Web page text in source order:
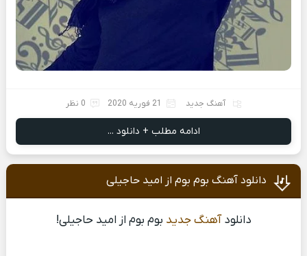
آهنگ جدید 21 فوریه 2020 0 نظر
ادامه مطلب + دانلود ...
دانلود آهنگ بوم بوم از امید حاجیلی
دانلودآهنگ جدید بوم بوم از امید حاجیلی!